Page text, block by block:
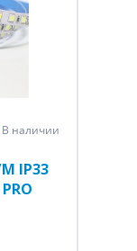
В наличии
IP33